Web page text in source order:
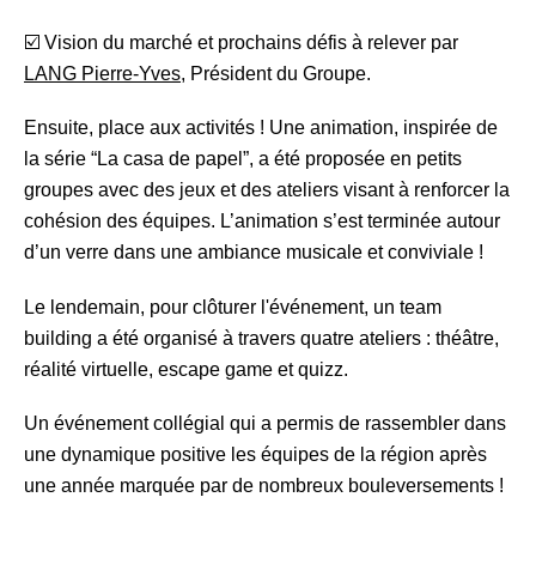
☑️ Vision du marché et prochains défis à relever par
LANG Pierre-Yves, Président du Groupe.
Ensuite, place aux activités ! Une animation, inspirée de
la série “La casa de papel”, a été proposée en petits
groupes avec des jeux et des ateliers visant à renforcer la
cohésion des équipes. L’animation s’est terminée autour
d’un verre dans une ambiance musicale et conviviale !
Le lendemain, pour clôturer l'événement, un team
building a été organisé à travers quatre ateliers : théâtre,
réalité virtuelle, escape game et quizz.
Un événement collégial qui a permis de rassembler dans
une dynamique positive les équipes de la région après
une année marquée par de nombreux bouleversements !